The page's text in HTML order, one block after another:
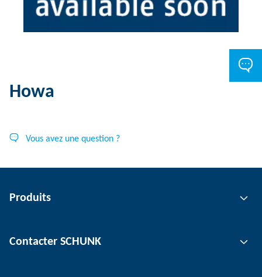
Howa
Vous avez une question ?
Produits
Technologie d'automatisation
Contacter SCHUNK